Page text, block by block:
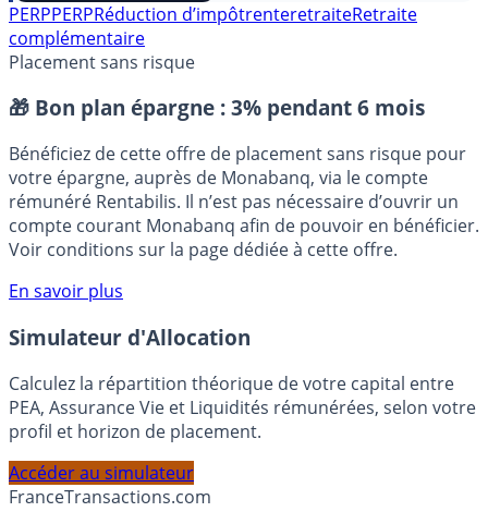
PERPPERPRéduction d’impôtrenteretraiteRetraite
complémentaire
Placement sans risque
🎁 Bon plan épargne : 3% pendant 6 mois
Bénéficiez de cette offre de placement sans risque pour
votre épargne, auprès de Monabanq, via le compte
rémunéré Rentabilis. Il n’est pas nécessaire d’ouvrir un
compte courant Monabanq afin de pouvoir en bénéficier.
Voir conditions sur la page dédiée à cette offre.
En savoir plus
Simulateur d'Allocation
Calculez la répartition théorique de votre capital entre
PEA, Assurance Vie et Liquidités rémunérées, selon votre
profil et horizon de placement.
Accéder au simulateur
FranceTransactions.com